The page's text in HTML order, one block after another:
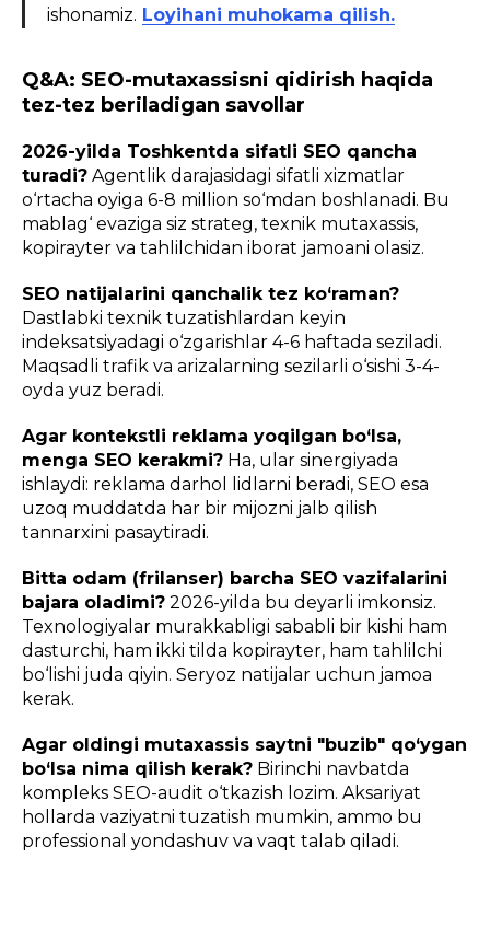
ishonamiz. Loyihani muhokama qilish.
Q&A: SEO-mutaxassisni qidirish haqida
tez-tez beriladigan savollar
2026-yilda Toshkentda sifatli SEO qancha
turadi? Agentlik darajasidagi sifatli xizmatlar
o‘rtacha oyiga 6-8 million so‘mdan boshlanadi. Bu
mablag‘ evaziga siz strateg, texnik mutaxassis,
kopirayter va tahlilchidan iborat jamoani olasiz.
SEO natijalarini qanchalik tez ko‘raman?
Dastlabki texnik tuzatishlardan keyin
indeksatsiyadagi o‘zgarishlar 4-6 haftada seziladi.
Maqsadli trafik va arizalarning sezilarli o‘sishi 3-4-
oyda yuz beradi.
Agar kontekstli reklama yoqilgan bo‘lsa,
menga SEO kerakmi? Ha, ular sinergiyada
ishlaydi: reklama darhol lidlarni beradi, SEO esa
uzoq muddatda har bir mijozni jalb qilish
tannarxini pasaytiradi.
Bitta odam (frilanser) barcha SEO vazifalarini
bajara oladimi? 2026-yilda bu deyarli imkonsiz.
Texnologiyalar murakkabligi sababli bir kishi ham
dasturchi, ham ikki tilda kopirayter, ham tahlilchi
bo‘lishi juda qiyin. Seryoz natijalar uchun jamoa
kerak.
Agar oldingi mutaxassis saytni "buzib" qo‘ygan
bo‘lsa nima qilish kerak? Birinchi navbatda
kompleks SEO-audit o‘tkazish lozim. Aksariyat
hollarda vaziyatni tuzatish mumkin, ammo bu
professional yondashuv va vaqt talab qiladi.